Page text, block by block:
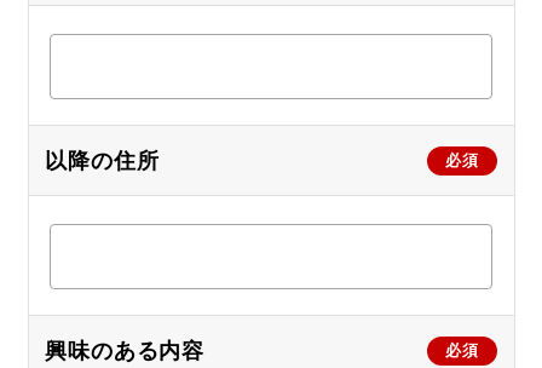
必須
以降の住所
必須
興味のある内容